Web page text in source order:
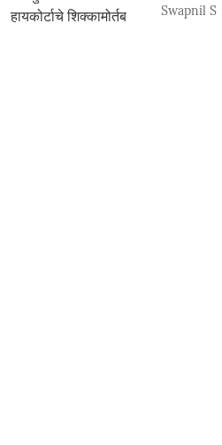
Swapnil S